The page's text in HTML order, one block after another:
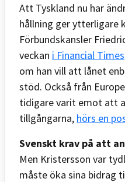
Att Tyskland nu har
hållning ger ytterligare
Förbundskansler
veckan i Financial Times
om han vill att lånet
stöd. Också från
tidigare varit emot att
tillgångarna, hörs en
Svenskt krav på att
Men Kristersson var
måste öka sina bidrag